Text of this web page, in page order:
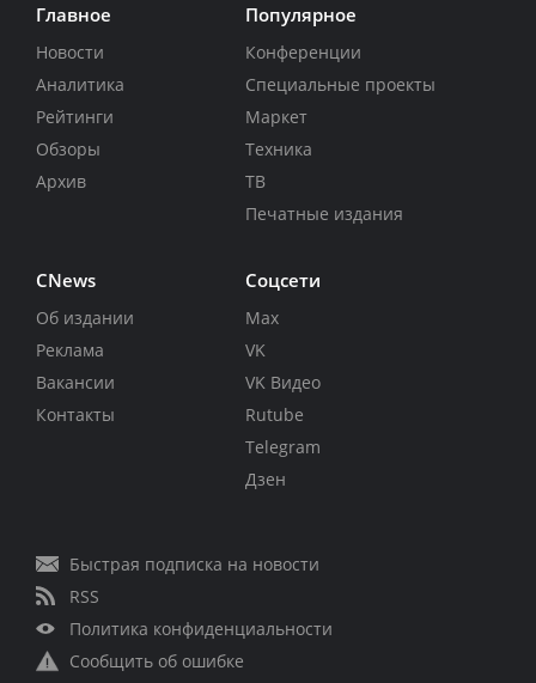
Главное
Новости
Аналитика
Рейтинги
Обзоры
Архив
Популярное
Конференции
Специальные проекты
Маркет
Техника
ТВ
Печатные издания
CNews
Об издании
Реклама
Вакансии
Контакты
Соцсети
Max
VK
VK Видео
Rutube
Telegram
Дзен
Быстрая подписка на новости
RSS
Политика конфиденциальности
Сообщить об ошибке